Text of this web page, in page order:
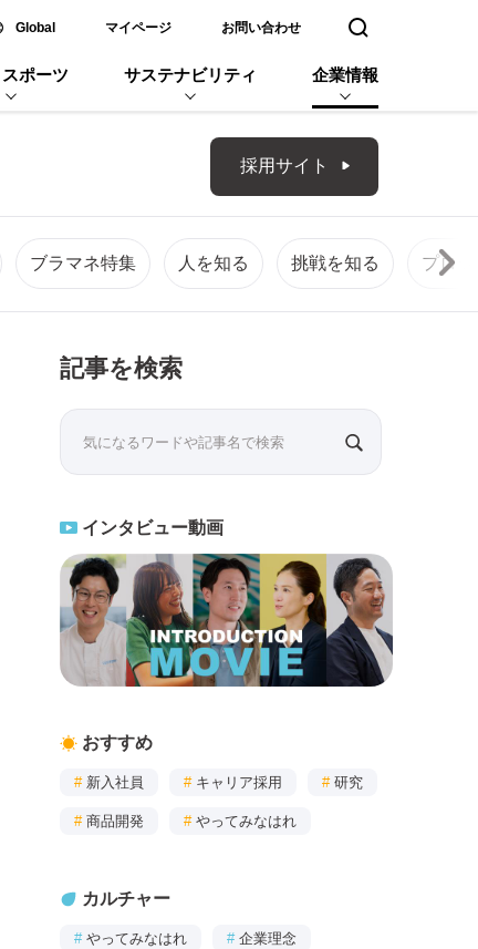
Global新しいウィンドウで開く
マイページ お問い合わせ 検索窓を開く
ポーツ サステナビリティ 企業情報
採用サイト
ブラマネ特集 人を知る 挑戦を知る プロ
記事を検索
インタビュー動画
おすすめ
# 新入社員 # キャリア採用 # 研究
# 商品開発 # やってみなはれ
カルチャー
# やってみなはれ # 企業理念